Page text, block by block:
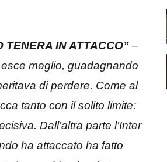
TENERA IN ATTACCO” –
meglio, guadagnando
di perdere. Come al
tanto con il solito limite:
Dall’altra parte l’Inter
ha attaccato ha fatto